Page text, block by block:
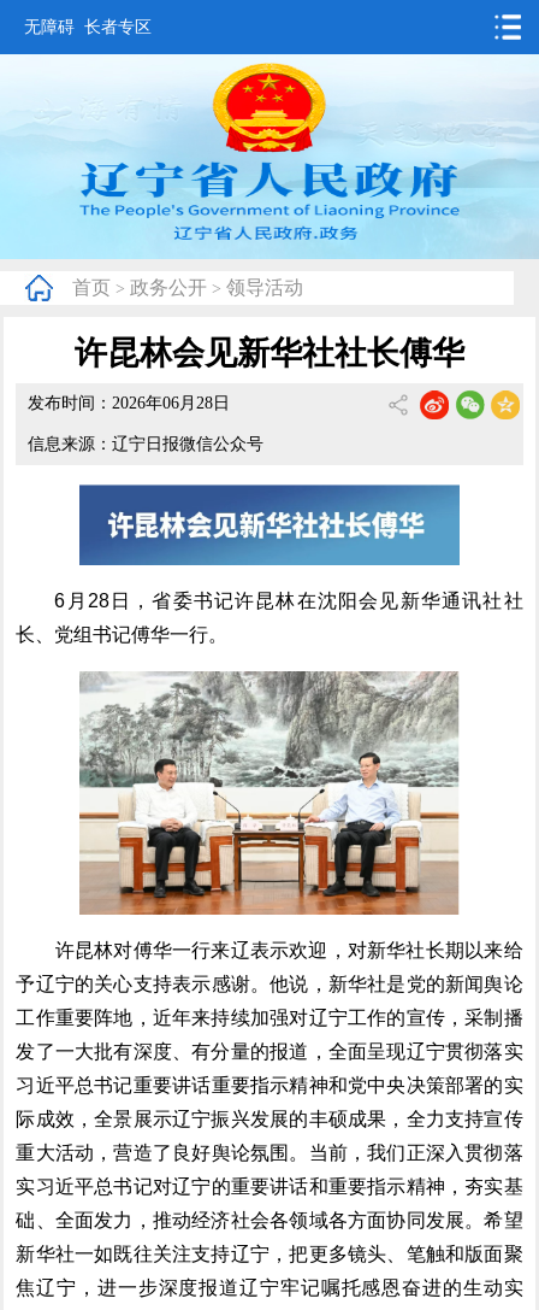
无障碍 长者专区
要闻动态
政务公开
互动交流
数据发布
省情概况
首页 > 政务公开 > 领导活动
许昆林会见新华社社长傅华
发布时间：2026年06月28日
信息来源：辽宁日报微信公众号
6月28日，省委书记许昆林在沈阳会见新华通讯社社
长
党组书记傅华一行。
许昆林对傅华一行来辽表示欢迎，对新华社长期以来给
予辽宁的关心支持表示感谢。他说，新华社是党的新闻舆论
工作重要阵地，近年来持续加强对辽宁工作的宣传，采制 播
发了一大批有深度、有分量的报道 ，全面呈现辽宁贯彻落实
习近平总书记重要讲话重要指示精神和党中央决策部署的实
际成效，全景展示辽宁振兴发展的丰硕成果，全力支持宣传
重大活动 ，营造了良好舆论氛围。当前，我们正深入贯彻落
实习近平总书记对辽宁的重要讲话和重要指示精神， 夯实基
础、全面发力， 推动经济社会各领域各方面协同 发展。希望
新华社一如既往关注支持辽宁，把更多镜头、笔触和版面聚
焦辽宁， 进一步深度报道辽宁牢记嘱托感恩奋进的生动实